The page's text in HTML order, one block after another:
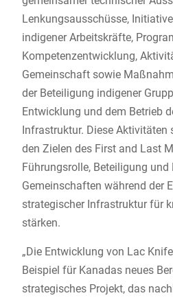
Lenkungsausschüsse,
indigener Arbeitskräfte,
Kompetenzentwicklung,
Gemeinschaft sowie
der Beteiligung indigener
Entwicklung und dem Betrieb
Infrastruktur. Diese Aktivitäten
den Zielen des First and Last
Führungsrolle, Beteiligung
Gemeinschaften während der
strategischer Infrastruktur für
stärken.
„Die Entwicklung von Lac
Beispiel für Kanadas neues
strategisches Projekt, das